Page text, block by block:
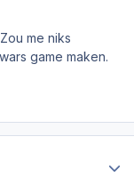
me niks
game maken.